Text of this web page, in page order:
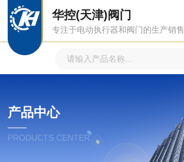
华控(天津)阀门
专注于电动执行器和阀门的生产销售
产品中心
PRODUCTS CENTER